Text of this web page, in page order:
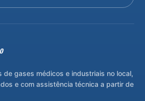
de gases médicos e industriais no local,
e com assistência técnica a partir de